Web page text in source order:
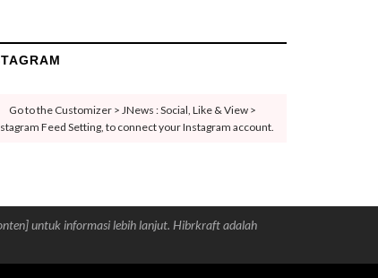
Go to the Customizer > JNews : Social, Like & View >
Feed Setting, to connect your Instagram account.
untuk informasi lebih lanjut. Hibrkraft adalah